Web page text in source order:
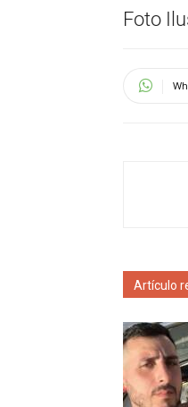
Foto
Artículo